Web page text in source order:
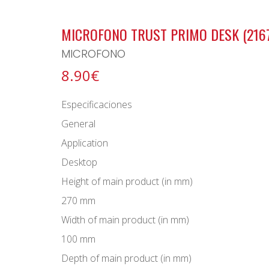
MICROFONO TRUST PRIMO DESK
MICROFONO
8.90€
Especificaciones
General
Application
Desktop
Height of main product (in mm)
270 mm
Width of main product (in mm)
100 mm
Depth of main product (in mm)